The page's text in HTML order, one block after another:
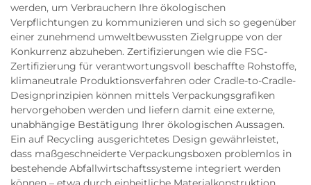
werden, um Verbrauchern Ihre ökologischen
Verpflichtungen zu kommunizieren und sich so gegenüber
einer zunehmend umweltbewussten Zielgruppe von der
Konkurrenz abzuheben. Zertifizierungen wie die FSC-
Zertifizierung für verantwortungsvoll beschaffte Rohstoffe,
klimaneutrale Produktionsverfahren oder Cradle-to-Cradle-
Designprinzipien können mittels Verpackungsgrafiken
hervorgehoben werden und liefern damit eine externe,
unabhängige Bestätigung Ihrer ökologischen Aussagen.
Ein auf Recycling ausgerichtetes Design gewährleistet,
dass maßgeschneiderte Verpackungsboxen problemlos in
bestehende Abfallwirtschaftssysteme integriert werden